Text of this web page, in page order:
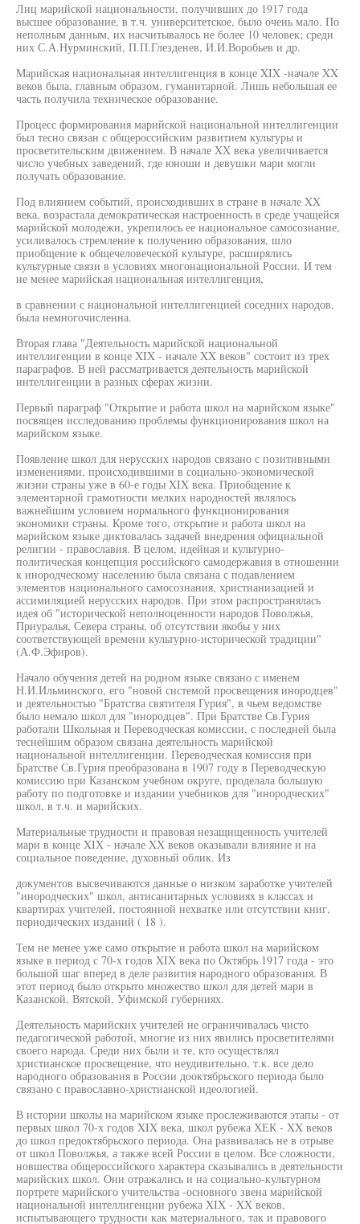
Лиц марийской национальности, получивших до 1917 года
высшее образование, в т.ч. университетское, было очень мало. По
неполным данным, их насчитывалось не более 10 человек; среди
них С.А.Нурминский, П.П.Глезденев, И.И.Воробьев и др.
Марийская национальная интеллигенция в конце XIX -начале XX
веков была, главным образом, гуманитарной. Лишь небольшая ее
часть получила техническое образование.
Процесс формирования марийской национальной интеллигенции
был тесно связан с общероссийским развитием культуры и
просветительским движением. В начале XX века увеличивается
число учебных заведений, где юноши и девушки мари могли
получать образование.
Под влиянием событий, происходивших в стране в начале XX
века, возрастала демократическая настроенность в среде учащейся
марийской молодежи, укрепилось ее национальное самосознание,
усиливалось стремление к получению образования, шло
приобщение к общечеловеческой культуре, расширялись
культурные связи в условиях многонациональной России. И тем
не менее марийская национальная интеллигенция,
в сравнении с национальной интеллигенцией соседних народов,
была немногочисленна.
Вторая глава "Деятельность марийской национальной
интеллигенции в конце XIX - начале XX веков" состоит из трех
параграфов. В ней рассматривается деятельность марийской
интеллигенции в разных сферах жизни.
Первый параграф "Открытие и работа школ на марийском языке"
посвящен исследованию проблемы функционирования школ на
марийском языке.
Появление школ для нерусских народов связано с позитивными
изменениями, происходившими в социально-экономической
жизни страны уже в 60-е годы XIX века. Приобщение к
элементарной грамотности мелких народностей являлось
важнейшим условием нормального функционирования
экономики страны. Кроме того, открытие и работа школ на
марийском языке диктовалась задачей внедрения официальной
религии - православия. В целом, идейная и культурно-
политическая концепция российского самодержавия в отношении
к инородческому населению была связана с подавлением
элементов национального самосознания, христианизацией и
ассимиляцией нерусских народов. При этом распространялась
идея об "исторической неполноценности народов Поволжья,
Приуралья, Севера страны, об отсутствии якобы у них
соответствующей времени культурно-исторической традиции"
(А.Ф.Эфиров).
Начало обучения детей на родном языке связано с именем
Н.И.Ильминского, его "новой системой просвещения инородцев"
и деятельностью "Братства святителя Гурия", в чьем ведомстве
было немало школ для "инородцев". При Братстве Св.Гурия
работали Школьная и Переводческая комиссии, с последней была
теснейшим образом связана деятельность марийской
национальной интеллигенции. Переводческая комиссия при
Братстве Св.Гурия преобразована в 1907 году в Переводческую
комиссию при Казанском учебном округе, проделала большую
работу по подготовке и издании учебников для "инородческих"
школ, в т.ч. и марийских.
Материальные трудности и правовая незащищенность учителей
мари в конце XIX - начале XX веков оказывали влияние и на
социальное поведение, духовный облик. Из
документов высвечиваются данные о низком заработке учителей
"инородческих" школ, антисанитарных условиях в классах и
квартирах учителей, постоянной нехватке или отсутствии книг,
периодических изданий ( 18 ).
Тем не менее уже само открытие и работа школ на марийском
языке в период с 70-х годов XIX века по Октябрь 1917 года - это
большой шаг вперед в деле развития народного образования. В
этот период было открыто множество школ для детей мари в
Казанской, Вятской, Уфимской губерниях.
Деятельность марийских учителей не ограничивалась чисто
педагогической работой, многие из них явились просветителями
своего народа. Среди них были и те, кто осуществлял
христианское просвещение, что неудивительно, т.к. все дело
народного образования в России дооктябрьского периода было
связано с православно-христианской идеологией.
В истории школы на марийском языке прослеживаются этапы - от
первых школ 70-х годов XIX века, школ рубежа ХЕК - XX веков
до школ предоктябрьского периода. Она развивалась не в отрыве
от школ Поволжья, а также всей России в целом. Все сложности,
новшества общероссийского характера сказывались в деятельности
марийских школ. Они отражались и на социально-культурном
портрете марийского учительства -основного звена марийской
национальной интеллигенции рубежа XIX - XX веков,
испытывающего трудности как материального, так и правового